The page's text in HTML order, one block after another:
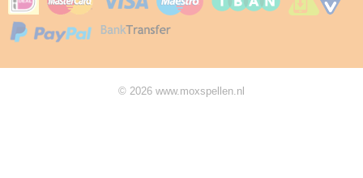
© 2026 www.moxspellen.nl